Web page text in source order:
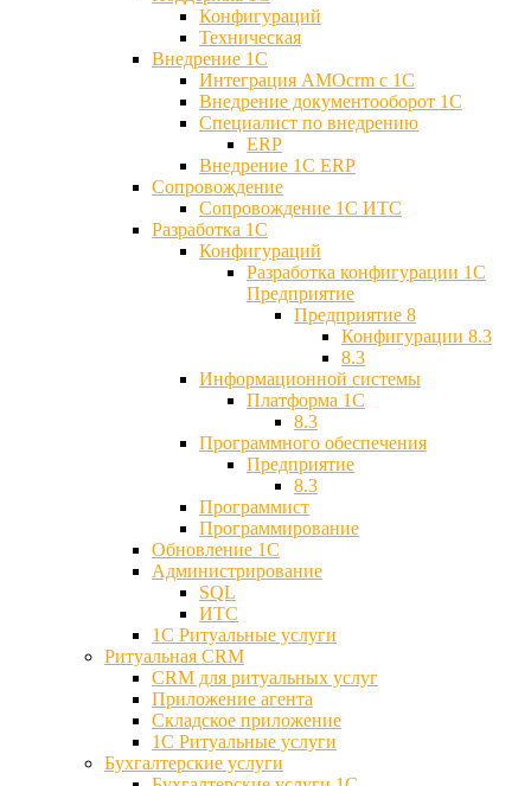
Конфигураций
Техническая
Внедрение 1С
Интеграция AMOcrm с 1C
Внедрение документооборот 1С
Специалист по внедрению
ERP
Внедрение 1С ERP
Cопровождение
Cопровождение 1С ИТС
Разработка 1C
Конфигураций
Разработка конфигурации 1С
Предприятие
Предприятие 8
Конфигурации 8.3
8.3
Информационной системы
Платформа 1С
8.3
Программного обеспечения
Предприятие
8.3
Программист
Программирование
Обновление 1С
Администрирование
SQL
ИТС
1С Ритуальные услуги
Ритуальная CRM
CRM для ритуальных услуг
Приложение агента
Складское приложение
1С Ритуальные услуги
Бухгалтерские услуги